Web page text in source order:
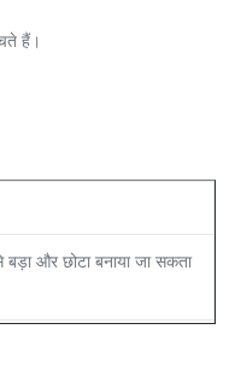
हैं।
और छोटा बनाया जा सकता